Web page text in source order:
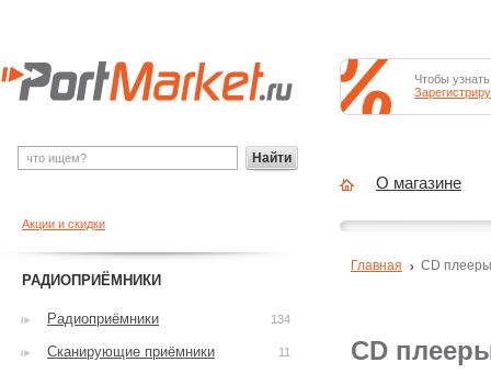
CD
Главная CD плееры
Акции и скидки
РАДИОПРИЁМНИКИ
Радиоприёмники 134
Сканирующие приёмники 11
Найти
Чтобы
О магазине